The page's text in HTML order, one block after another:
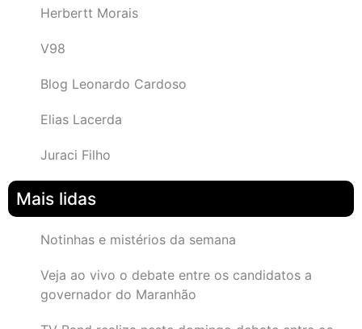
Herbertt Morais
V98
Blog Leonardo Cardoso
Elias Lacerda
Juraci Filho
Mais lidas
Notinhas e mistérios da semana
Veja ao vivo o debate entre os candidatos a
governador do Maranhão